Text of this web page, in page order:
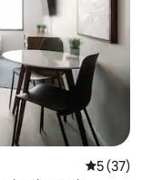
5 de uma
5 (37)